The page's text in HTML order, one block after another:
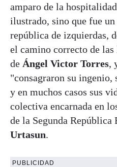
amparo de la
ilustrado, sino que fue
república de izquierdas,
el camino correcto de
de Ángel Victor Torres,
"consagraron su
y en muchos casos sus
colectiva encarnada en
de la Segunda República
Urtasun.
PUBLICIDAD